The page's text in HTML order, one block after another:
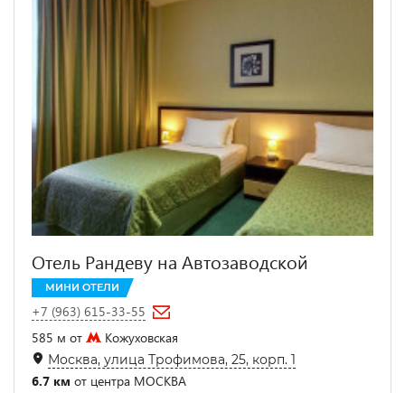
Отель Рандеву на Автозаводской
МИНИ ОТЕЛИ
+7 (963) 615-33-55
585 м от
Кожуховская
Москва, улица Трофимова, 25, корп. 1
6.7 км от центра МОСКВА